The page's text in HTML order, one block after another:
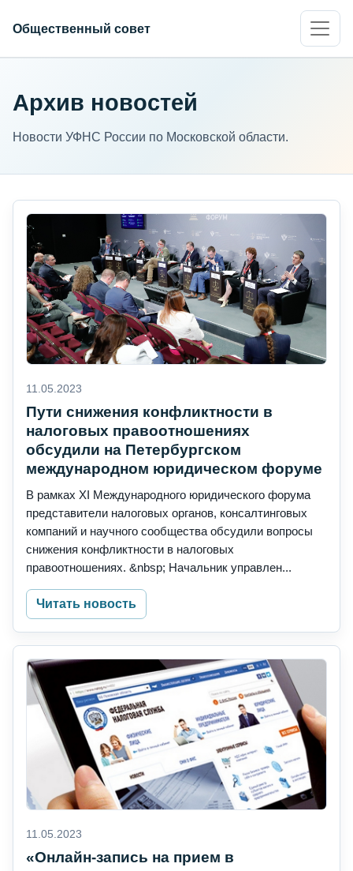
Общественный совет
Архив новостей
Новости УФНС России по Московской области.
11.05.2023
Пути снижения конфликтности в
налоговых правоотношениях
обсудили на Петербургском
международном юридическом форуме
В рамках XI Международного юридического форума
представители налоговых органов, консалтинговых
компаний и научного сообщества обсудили вопросы
снижения конфликтности в налоговых
правоотношениях. &nbsp; Начальник управлен...
Читать новость
11.05.2023
«Онлайн-запись на прием в